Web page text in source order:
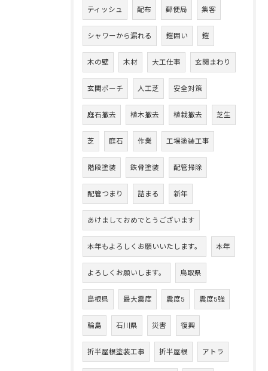
ティッシュ 配布 郵便局 集客
シャワーから漏れる 鎧囲い 鎧
木の壁 木材 大工仕事 玄関まわり
玄関ポーチ 人工芝 安全対策
庭石撤去 植木撤去 植栽撤去 芝生
芝 庭石 作業 工場塗装工事
階段塗装 鉄骨塗装 配管掃除
配管つまり 詰まる 新年
あけましておめでとうございます
本年もよろしくお願いいたします。 本年
よろしくお願いします。 鳥取県
島根県 最大震度 震度5 震度5強
輪島 石川県 災害 復興
折半屋根塗装工事 折半屋根 アトラ